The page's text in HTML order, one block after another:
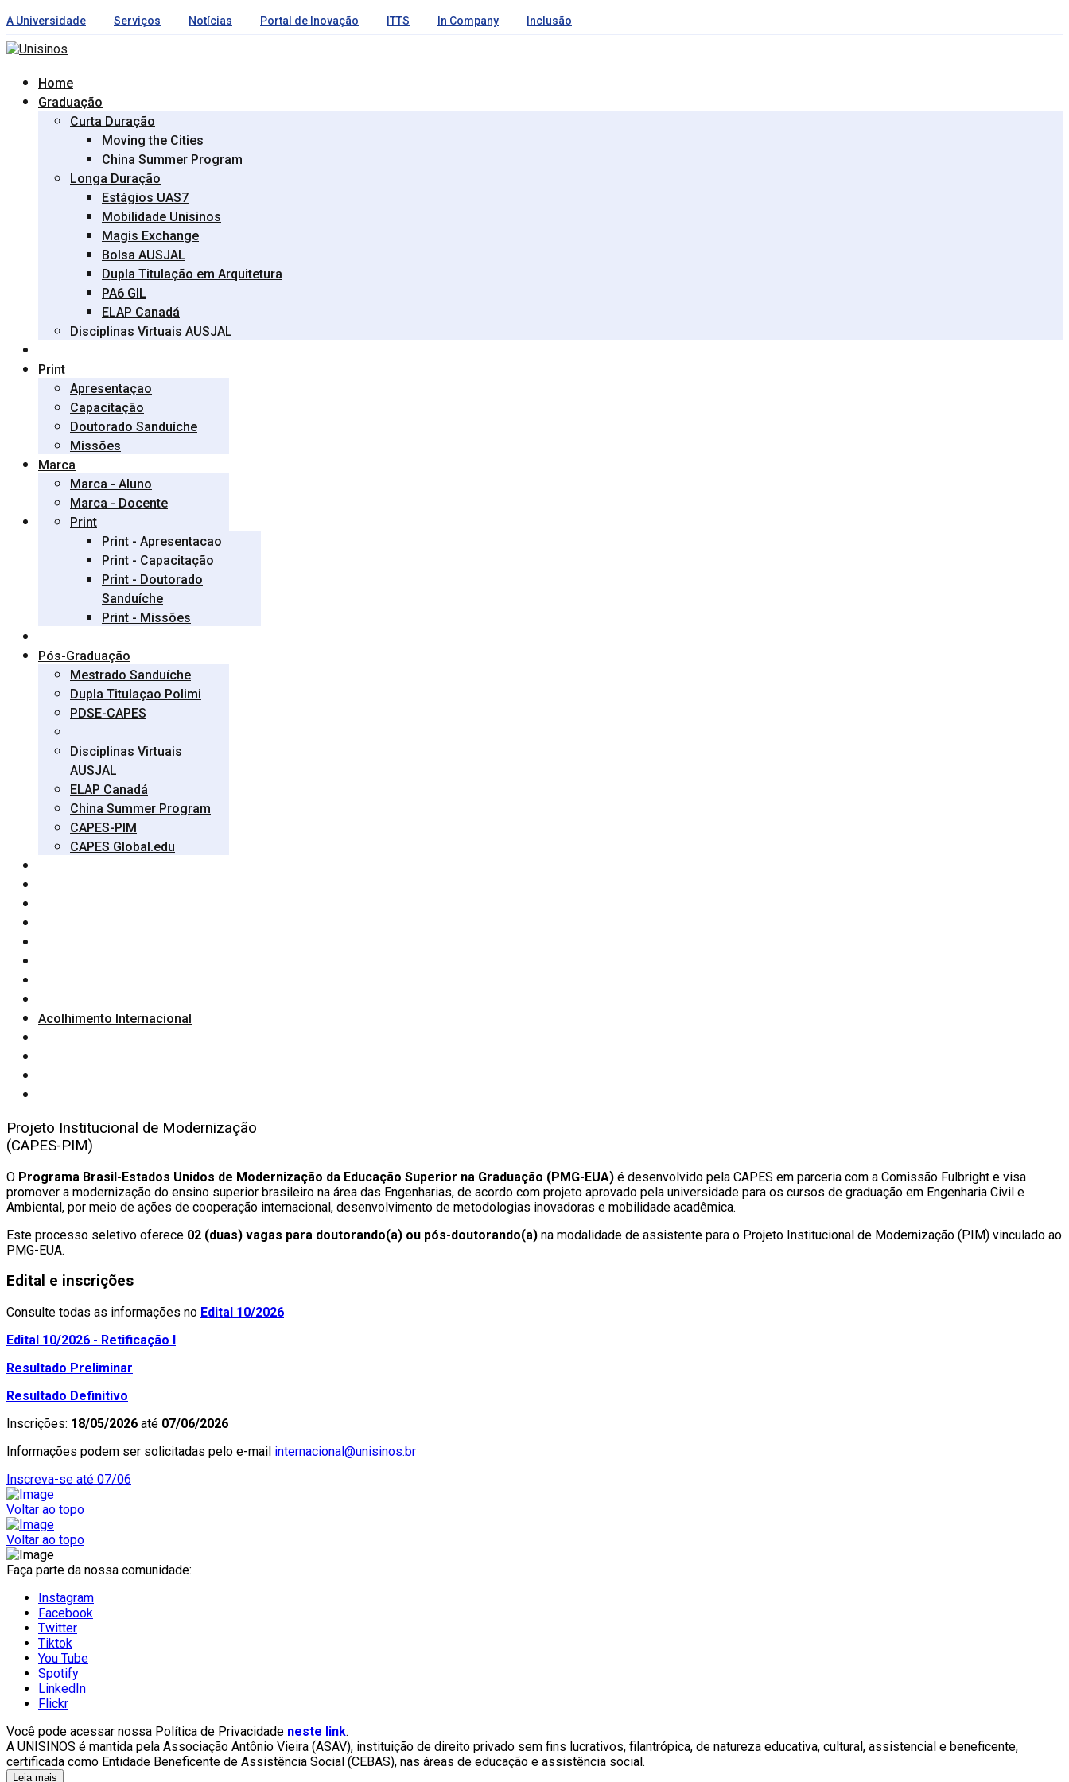
A Universidade Serviços Notícias Portal de Inovação ITTS In Company Inclusão
Home
Graduação
Curta Duração
Moving the Cities
China Summer Program
Longa Duração
Estágios UAS7
Mobilidade Unisinos
Magis Exchange
Bolsa AUSJAL
Dupla Titulação em Arquitetura
PA6 GIL
ELAP Canadá
Disciplinas Virtuais AUSJAL
Print
Apresentaçao
Capacitação
Doutorado Sanduíche
Missões
Marca
Marca - Aluno
Marca - Docente
Print
Print - Apresentacao
Print - Capacitação
Print - Doutorado
Sanduíche
Print - Missões
Pós-Graduação
Mestrado Sanduíche
Dupla Titulaçao Polimi
PDSE-CAPES
Disciplinas Virtuais
AUSJAL
ELAP Canadá
China Summer Program
CAPES-PIM
CAPES Global.edu
Acolhimento Internacional
Projeto Institucional de Modernização
(CAPES-PIM)
O Programa Brasil-Estados Unidos de Modernização da Educação Superior na Graduação (PMG-EUA) é desenvolvido pela CAPES em parceria com a Comissão Fulbright e visa
promover a modernização do ensino superior brasileiro na área das Engenharias, de acordo com projeto aprovado pela universidade para os cursos de graduação em Engenharia Civil e
Ambiental, por meio de ações de cooperação internacional, desenvolvimento de metodologias inovadoras e mobilidade acadêmica.
Este processo seletivo oferece 02 (duas) vagas para doutorando(a) ou pós-doutorando(a) na modalidade de assistente para o Projeto Institucional de Modernização (PIM) vinculado ao
PMG-EUA.
Edital e inscrições
Consulte todas as informações no Edital 10/2026
Edital 10/2026 - Retificação I
Resultado Preliminar
Resultado Definitivo
Inscrições: 18/05/2026 até 07/06/2026
Informações podem ser solicitadas pelo e-mail internacional@unisinos.br
Inscreva-se até 07/06
Voltar ao topo
Voltar ao topo
Faça parte da nossa comunidade:
Instagram
Facebook
Twitter
Tiktok
You Tube
Spotify
LinkedIn
Flickr
Você pode acessar nossa Política de Privacidade neste link.
A UNISINOS é mantida pela Associação Antônio Vieira (ASAV), instituição de direito privado sem fins lucrativos, filantrópica, de natureza educativa, cultural, assistencial e beneficente,
certificada como Entidade Beneficente de Assistência Social (CEBAS), nas áreas de educação e assistência social.
Leia mais